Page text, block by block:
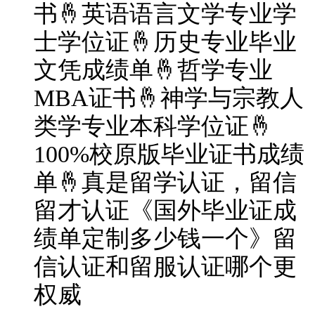
书🤞英语语言文学专业学
士学位证🤞历史专业毕业
文凭成绩单🤞哲学专业
MBA证书🤞神学与宗教人
类学专业本科学位证🤞
100%校原版毕业证书成绩
单🤞真是留学认证，留信
留才认证《国外毕业证成
绩单定制多少钱一个》留
信认证和留服认证哪个更
权威